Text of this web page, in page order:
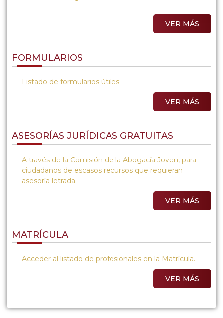
VER MÁS
FORMULARIOS
Listado de formularios útiles
VER MÁS
ASESORÍAS JURÍDICAS GRATUITAS
A través de la Comisión de la Abogacía Joven, para
ciudadanos de escasos recursos que requieran
asesoría letrada.
VER MÁS
MATRÍCULA
Acceder al listado de profesionales en la Matrícula.
VER MÁS